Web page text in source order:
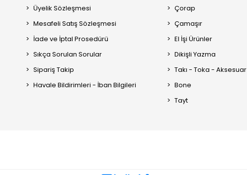
Üyelik Sözleşmesi
Mesafeli Satış Sözleşmesi
İade ve İptal Prosedürü
Sıkça Sorulan Sorular
Sipariş Takip
Havale Bildirimleri - İban Bilgileri
Çorap
Çamaşır
El İşi Ürünler
Dikişli Yazma
Takı - Toka - Aksesuar
Bone
Tayt